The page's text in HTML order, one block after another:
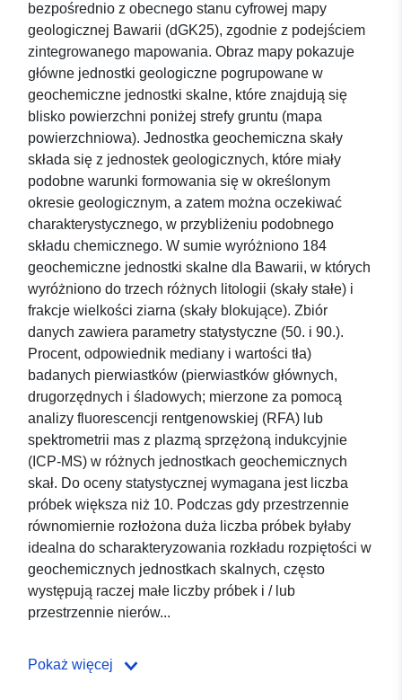
bezpośrednio z obecnego stanu cyfrowej mapy
geologicznej Bawarii (dGK25), zgodnie z podejściem
zintegrowanego mapowania. Obraz mapy pokazuje
główne jednostki geologiczne pogrupowane w
geochemiczne jednostki skalne, które znajdują się
blisko powierzchni poniżej strefy gruntu (mapa
powierzchniowa). Jednostka geochemiczna skały
składa się z jednostek geologicznych, które miały
podobne warunki formowania się w określonym
okresie geologicznym, a zatem można oczekiwać
charakterystycznego, w przybliżeniu podobnego
składu chemicznego. W sumie wyróżniono 184
geochemiczne jednostki skalne dla Bawarii, w których
wyróżniono do trzech różnych litologii (skały stałe) i
frakcje wielkości ziarna (skały blokujące). Zbiór
danych zawiera parametry statystyczne (50. i 90.).
Procent, odpowiednik mediany i wartości tła)
badanych pierwiastków (pierwiastków głównych,
drugorzędnych i śladowych; mierzone za pomocą
analizy fluorescencji rentgenowskiej (RFA) lub
spektrometrii mas z plazmą sprzężoną indukcyjnie
(ICP-MS) w różnych jednostkach geochemicznych
skał. Do oceny statystycznej wymagana jest liczba
próbek większa niż 10. Podczas gdy przestrzennie
równomiernie rozłożona duża liczba próbek byłaby
idealna do scharakteryzowania rozkładu rozpiętości w
geochemicznych jednostkach skalnych, często
występują raczej małe liczby próbek i / lub
przestrzennie nierów...
Pokaż więcej